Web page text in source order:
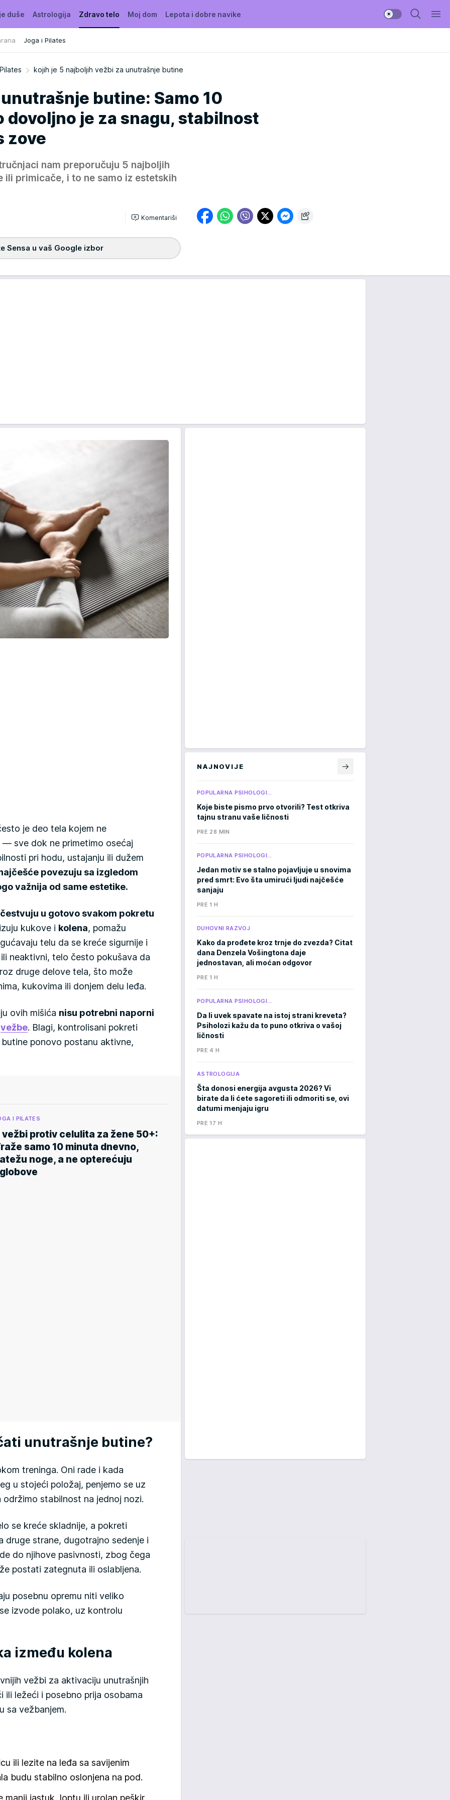
duše Astrologija Zdravo telo
Joga i Pilates
Moj dom Lepota i dobre navike
kojih je 5 najboljih vežbi za unutrašnje butine
butine: Samo 10
dovoljno je za snagu, stabilnost
zove
nam preporučuju 5 najboljih
ili primicače, i to ne samo iz estetskih
Komentariši
Sensa u vaš Google izbor
je deo tela kojem ne
sve dok ne primetimo osećaj
pri hodu, ustajanju ili dužem
povezuju sa izgledom
važnija od same estetike.
u gotovo svakom pokretu
kukove i kolena, pomažu
telu da se kreće sigurnije i
neaktivni, telo često pokušava da
druge delove tela, što može
kukovima ili donjem delu leđa.
ovih mišića nisu potrebni naporni
vežbe. Blagi, kontrolisani pokreti
ponovo postanu aktivne,
I PILATES
vežbi protiv celulita za žene 50+:
samo 10 minuta dnevno,
noge, a ne opterećuju
unutrašnje butine?
treninga. Oni rade i kada
u stojeći položaj, penjemo se uz
stabilnost na jednoj nozi.
se kreće skladnije, a pokreti
druge strane, dugotrajno sedenje i
do njihove pasivnosti, zbog čega
postati zategnuta ili oslabljena.
posebnu opremu niti veliko
izvode polako, uz kontrolu
između kolena
vežbi za aktivaciju unutrašnjih
ili ležeći i posebno prija osobama
sa vežbanjem.
ili lezite na leđa sa savijenim
budu stabilno oslonjena na pod.
jastuk, loptu ili urolan peškir.
NAJNOVIJE
POPULARNA PSIHOLOGI…
Koje biste pismo prvo otvorili? Test otkriva
tajnu stranu vaše ličnosti
PRE 28 MIN
POPULARNA PSIHOLOGI…
Jedan motiv se stalno pojavljuje u snovima
pred smrt: Evo šta umirući ljudi najčešće
sanjaju
PRE 1 H
DUHOVNI RAZVOJ
Kako da prođete kroz trnje do zvezda? Citat
dana Denzela Vošingtona daje
jednostavan, ali moćan odgovor
PRE 1 H
POPULARNA PSIHOLOGI…
Da li uvek spavate na istoj strani kreveta?
Psiholozi kažu da to puno otkriva o vašoj
ličnosti
PRE 4 H
ASTROLOGIJA
Šta donosi energija avgusta 2026? Vi
birate da li ćete sagoreti ili odmoriti se, ovi
datumi menjaju igru
PRE 17 H